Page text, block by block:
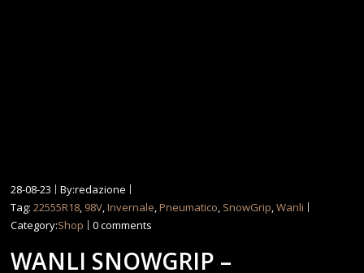
28-08-23
By:redazione
Tag:22555R18, 98V,Invernale,Pneumatico, SnowGrip,Wanli
Category:Shop 0 comments
WANLI SNOWGRIP –